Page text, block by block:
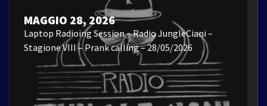
MAGGIO 28, 2026
Laptop Radioing Session – Radio JungleCiani –
Stagione VIII – Prank calling – 28/05/2026